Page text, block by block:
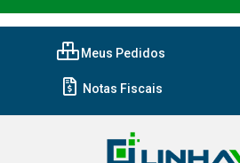
Meus Pedidos
Notas Fiscais